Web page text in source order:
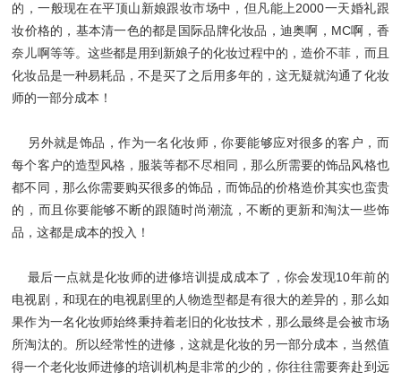
的，一般现在在平顶山新娘跟妆市场中，但凡能上2000一天婚礼跟
妆价格的，基本清一色的都是国际品牌化妆品，迪奥啊，MC啊，香
奈儿啊等等。这些都是用到新娘子的化妆过程中的，造价不菲，而且
化妆品是一种易耗品，不是买了之后用多年的，这无疑就沟通了化妆
师的一部分成本！
另外就是饰品，作为一名化妆师，你要能够应对很多的客户，而
每个客户的造型风格，服装等都不尽相同，那么所需要的饰品风格也
都不同，那么你需要购买很多的饰品，而饰品的价格造价其实也蛮贵
的，而且你要能够不断的跟随时尚潮流，不断的更新和淘汰一些饰
品，这都是成本的投入！
最后一点就是化妆师的进修培训提成成本了，你会发现10年前的
电视剧，和现在的电视剧里的人物造型都是有很大的差异的，那么如
果作为一名化妆师始终秉持着老旧的化妆技术，那么最终是会被市场
所淘汰的。所以经常性的进修，这就是化妆的另一部分成本，当然值
得一个老化妆师进修的培训机构是非常的少的，你往往需要奔赴到远